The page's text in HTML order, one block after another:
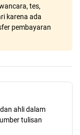
tes,
karena ada
pembayaran
ahli dalam
tulisan